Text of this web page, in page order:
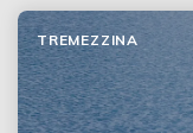
TREMEZZINA